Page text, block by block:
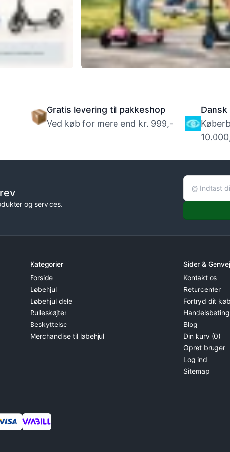
Gratis levering til pakkeshop
Ved køb for mere end kr. 999,-
og services.
Kategorier
Forside
Løbehjul
Løbehjul dele
Rulleskøjter
Beskyttelse
Merchandise til løbehjul
Sider &
Kontakt os
Returcenter
Fortryd dit køb
Blog
Din kurv (0)
Opret bruger
Log ind
Sitemap